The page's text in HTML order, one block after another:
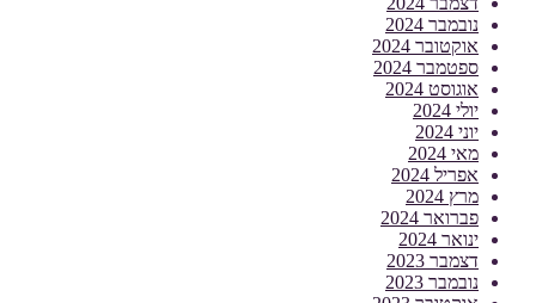
נובמבר 2024
אוקטובר 2024
ספטמבר 2024
אוגוסט 2024
יולי 2024
יוני 2024
מאי 2024
אפריל 2024
מרץ 2024
פברואר 2024
ינואר 2024
דצמבר 2023
נובמבר 2023